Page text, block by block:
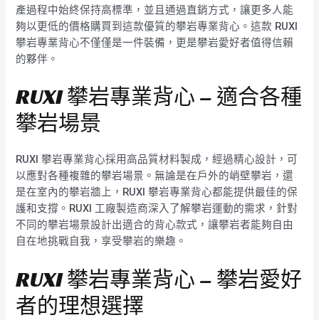
產過程中始終保持高標準，並且通過直銷方式，讓更多人能
夠以更低的價格購買到這款優質的攀岩專業背心。這款 RUXI
攀岩專業背心不僅僅是一件裝備，更是攀岩愛好者值得信賴
的夥伴。
RUXI 攀岩專業背心 – 適合各種
攀岩場景
RUXI 攀岩專業背心採用高品質材料製成，經過精心設計，可
以應對各種複雜的攀岩場景。無論是在戶外的峭壁攀岩，還
是在室內的攀岩牆上，RUXI 攀岩專業背心都能提供最佳的保
護和支撐。RUXI 工廠製造商深入了解攀岩運動的需求，針對
不同的攀岩場景設計出適合的背心款式，讓攀岩者能夠自由
自在地挑戰自我，享受攀岩的樂趣。
RUXI 攀岩專業背心 – 攀岩愛好
者的理想選擇